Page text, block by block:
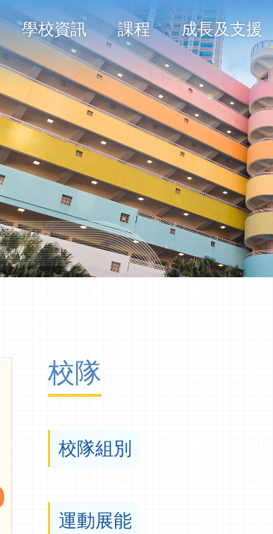
Main
navigation
學校資訊 課程 成長及支援
校隊
校隊組別
運動展能